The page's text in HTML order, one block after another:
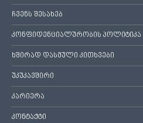
ჩვენს შესახებ
კონფიდენციალურობის პოლიტიკა
ხშირად დასმული კითხვები
უკუკავშირი
კარიერა
კონტაქტი